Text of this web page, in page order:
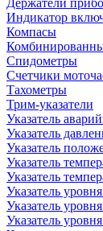
Держатели
Индикатор
Компасы
Спидометры
Счетчики
Тахометры
Трим-указатели
Указатель
Указатель
Указатель
Указатель
Указатель
Указатель
Указатель
Указатель